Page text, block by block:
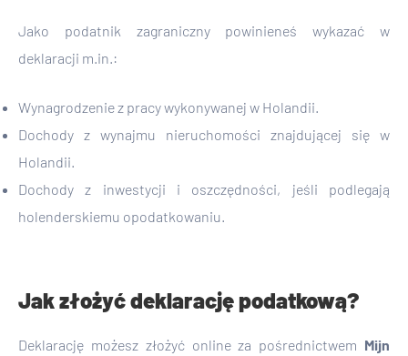
Jako podatnik zagraniczny powinieneś wykazać w
deklaracji m.in.:
Wynagrodzenie z pracy wykonywanej w Holandii.
Dochody z wynajmu nieruchomości znajdującej się w
Holandii.
Dochody z inwestycji i oszczędności, jeśli podlegają
holenderskiemu opodatkowaniu.
Jak złożyć deklarację podatkową?
Deklarację możesz złożyć online za pośrednictwem Mijn